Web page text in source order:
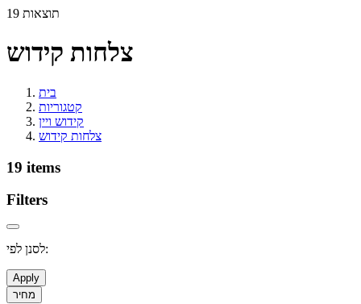
19 תוצאות
צלחות קידוש
בית
קטגוריות
קידוש ויין
צלחות קידוש
19 items
Filters
לסנן לפי:
Apply
מחיר